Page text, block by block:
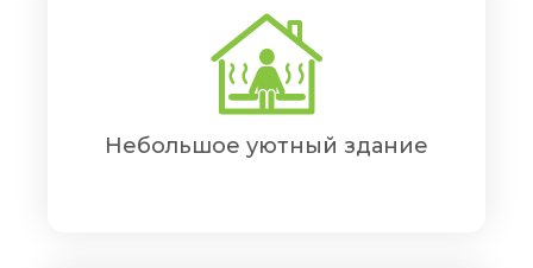
Небольшое уютный здание